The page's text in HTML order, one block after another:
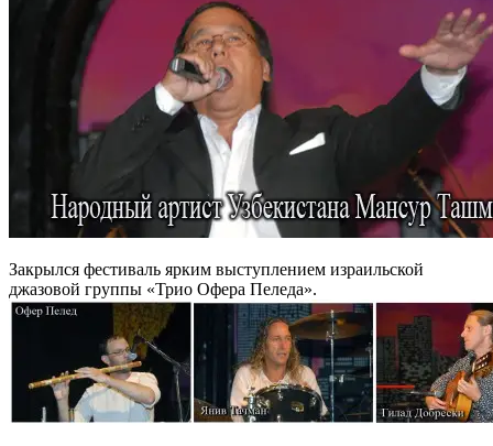
Закрылся фестиваль ярким выступлением израильской
джазовой группы «Трио Офера Пеледа».